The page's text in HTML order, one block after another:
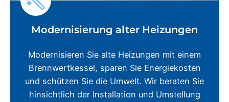
Modernisierung alter Heizungen
Modernisieren Sie alte Heizungen mit einem
Brennwertkessel, sparen Sie Energiekosten
und schützen Sie die Umwelt. Wir beraten Sie
hinsichtlich der Installation und Umstellung